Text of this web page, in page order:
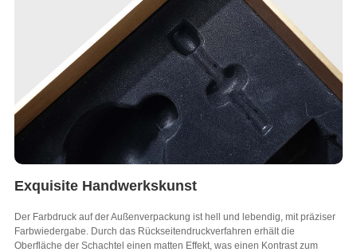
Exquisite Handwerkskunst
Der Farbdruck auf der Außenverpackung ist hell und lebendig, mit präziser
Farbwiedergabe. Durch das Rückseitendruckverfahren erhält die
Oberfläche der Schachtel einen matten Effekt, was einen Kontrast zum